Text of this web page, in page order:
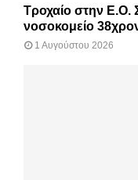
Τροχαίο στην Ε.Ο.
νοσοκομείο
1 Αυγούστου 2026